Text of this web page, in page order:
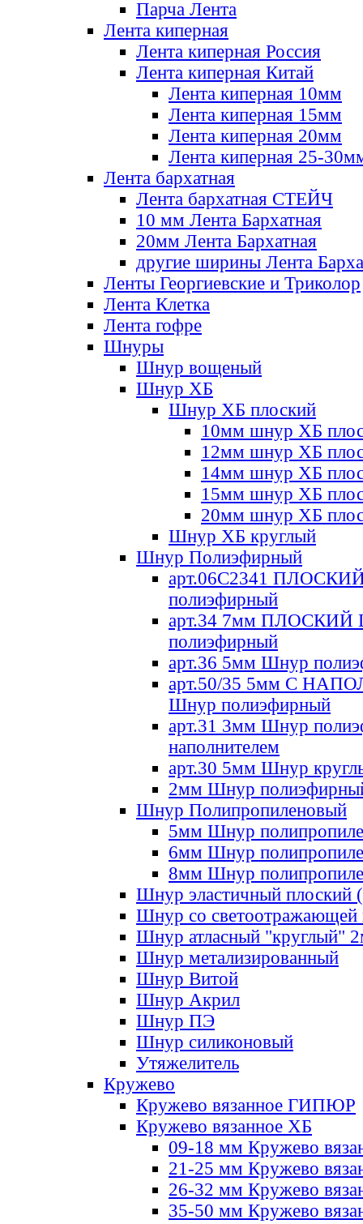
Парча Лента
Лента киперная
Лента киперная Россия
Лента киперная Китай
Лента киперная 10мм
Лента киперная 15мм
Лента киперная 20мм
Лента киперная 25-
Лента бархатная
Лента бархатная СТЕЙЧ
10 мм Лента Бархатная
20мм Лента Бархатная
другие ширины Лента
Ленты Георгиевские и Триколор
Лента Клетка
Лента гофре
Шнуры
Шнур вощеный
Шнур ХБ
Шнур ХБ плоский
10мм шнур ХБ
12мм шнур ХБ
14мм шнур ХБ
15мм шнур ХБ
20мм шнур ХБ
Шнур ХБ круглый
Шнур Полиэфирный
арт.06С2341
полиэфирный
арт.34 7мм ПЛОСКИЙ
полиэфирный
арт.36 5мм Шнур
арт.50/35 5мм С
Шнур полиэфирный
арт.31 3мм Шнур
наполнителем
арт.30 5мм Шнур
2мм Шнур
Шнур Полипропиленовый
5мм Шнур
6мм Шнур
8мм Шнур
Шнур эластичный плоский
Шнур со светоотражающей
Шнур атласный "круглый"
Шнур метализированный
Шнур Витой
Шнур Акрил
Шнур ПЭ
Шнур силиконовый
Утяжелитель
Кружево
Кружево вязанное ГИПЮР
Кружево вязанное ХБ
09-18 мм Кружево
21-25 мм Кружево
26-32 мм Кружево
35-50 мм Кружево